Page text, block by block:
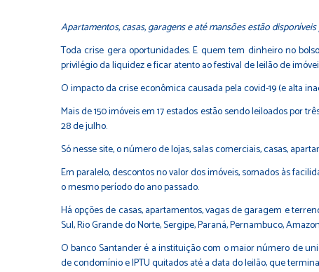
Apartamentos, casas, garagens e até mansões estão
Toda crise gera oportunidades. E quem tem dinheiro no
privilégio da liquidez e ficar atento ao festival de leilão de
O impacto da crise econômica causada pela covid-19 (e alta
Mais de 150 imóveis em 17 estados estão sendo leiloados por
28 de julho.
Só nesse site, o número de lojas, salas comerciais, casas,
Em paralelo, descontos no valor dos imóveis, somados às
o mesmo período do ano passado.
Há opções de casas, apartamentos, vagas de garagem e
Sul, Rio Grande do Norte, Sergipe, Paraná, Pernambuco,
O banco Santander é a instituição com o maior número de
de condomínio e IPTU quitados até a data do leilão, que